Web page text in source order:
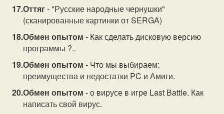
Оттяг- "Русские народные чернушки"
(сканированные картинки от SERGA)
Обмен опытом - Как сделать дисковую версию
программы ?..
Обмен опытом - Что мы выбираем:
преимущества и недостатки PC и Амиги.
Обмен опытом - о вирусе в игре Last Battle. Как
написать свой вирус.